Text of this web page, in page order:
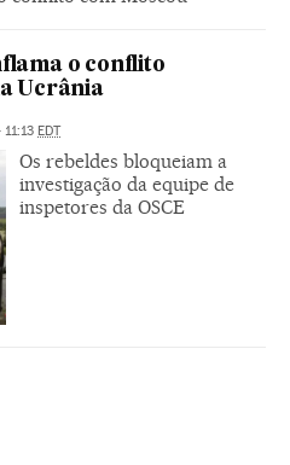
o conflito
Ucrânia
EDT
Os rebeldes bloqueiam a
investigação da equipe de
inspetores da OSCE